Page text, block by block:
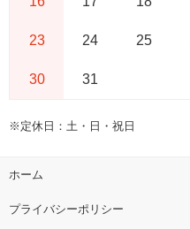
23 24 25
30 31
※定休日：土・日・祝日
ホーム
プライバシーポリシー